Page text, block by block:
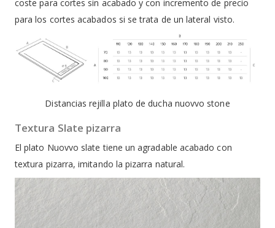
coste para cortes sin acabado y con incremento de precio
para los cortes acabados si se trata de un lateral visto.
Distancias rejilla plato de ducha nuovvo stone
Textura Slate pizarra
El plato Nuovvo slate tiene un agradable acabado con
textura pizarra, imitando la pizarra natural.